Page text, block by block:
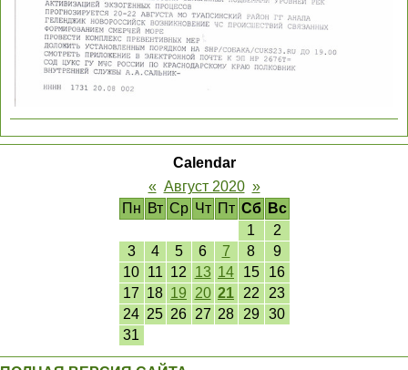
Calendar
« Август 2020 »
Пн Вт Ср Чт Пт Сб
Вс
1
2
3
4 5 6 7 8
9
10 11 12 13 14 15
16
17 18 19 20 21 22
23
24 25 26 27 28 29
30
31